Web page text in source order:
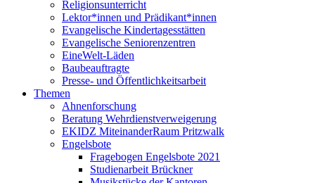
Religionsunterricht
Lektor*innen und Prädikant*innen
Evangelische Kindertagesstätten
Evangelische Seniorenzentren
EineWelt-Läden
Baubeauftragte
Presse- und Öffentlichkeitsarbeit
Themen
Ahnenforschung
Beratung Wehrdienstverweigerung
EKIDZ MiteinanderRaum Pritzwalk
Engelsbote
Fragebogen Engelsbote 2021
Studienarbeit Brückner